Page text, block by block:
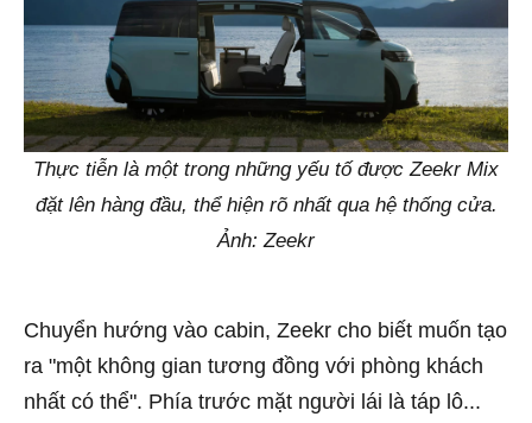
Thực tiễn là một trong những yếu tố được Zeekr Mix
đặt lên hàng đầu, thể hiện rõ nhất qua hệ thống cửa.
Ảnh: Zeekr
Chuyển hướng vào cabin, Zeekr cho biết muốn tạo
ra "một không gian tương đồng với phòng khách
nhất có thể". Phía trước mặt người lái là táp lô...